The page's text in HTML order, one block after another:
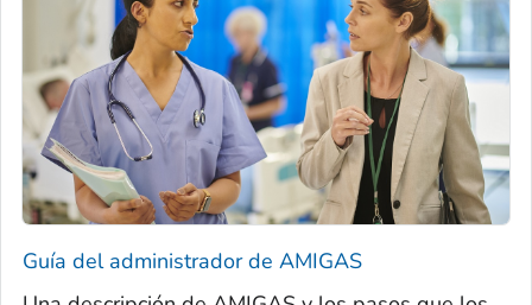
Guía del administrador de AMIGAS